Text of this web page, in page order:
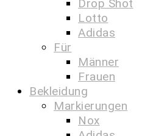
Drop Shot
Lotto
Adidas
Für
Männer
Frauen
Bekleidung
Markierungen
Nox